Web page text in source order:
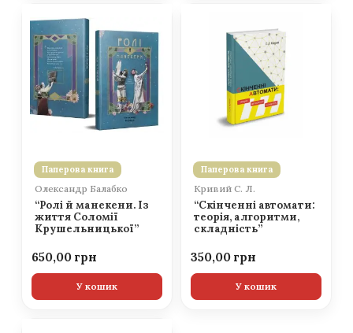
Паперова книга
Олександр Балабко
“Ролі й манекени. Із
життя Соломії
Крушельницької”
650,00
У кошик
Паперова книга
Кривий С. Л.
“Скінченні автомати:
теорія, алгоритми,
складність”
350,00
У кошик